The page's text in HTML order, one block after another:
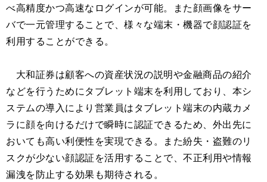
べ高精度かつ高速なログインが可能。また顔画像をサー
バで一元管理することで、様々な端末・機器で顔認証を
利用することができる。
大和証券は顧客への資産状況の説明や金融商品の紹介
などを行うためにタブレット端末を利用しており、本シ
ステムの導入により営業員はタブレット端末の内蔵カメ
ラに顔を向けるだけで瞬時に認証できるため、外出先に
おいても高い利便性を実現できる。また紛失・盗難のリ
スクが少ない顔認証を活用することで、不正利用や情報
漏洩を防止する効果も期待される。